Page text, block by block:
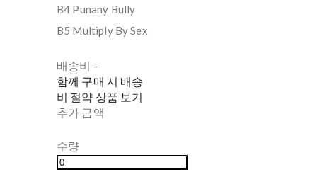
B4 Punany Bully
B5 Multiply By Sex
배송비 -
함께 구매 시 배송
비 절약 상품 보기
추가 금액
수량